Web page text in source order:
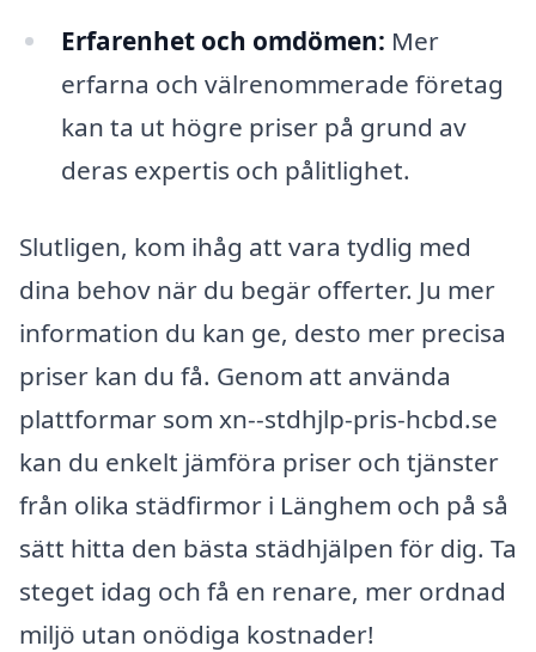
Erfarenhet och omdömen: Mer
erfarna och välrenommerade företag
kan ta ut högre priser på grund av
deras expertis och pålitlighet.
Slutligen, kom ihåg att vara tydlig med
dina behov när du begär offerter. Ju mer
information du kan ge, desto mer precisa
priser kan du få. Genom att använda
plattformar som xn--stdhjlp-pris-hcbd.se
kan du enkelt jämföra priser och tjänster
från olika städfirmor i Länghem och på så
sätt hitta den bästa städhjälpen för dig. Ta
steget idag och få en renare, mer ordnad
miljö utan onödiga kostnader!